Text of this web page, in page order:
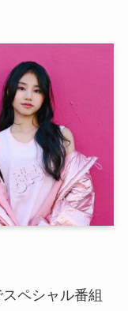
ペシャル番組